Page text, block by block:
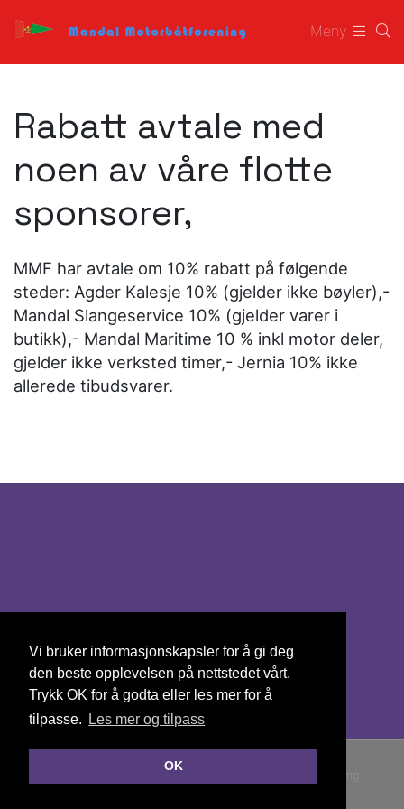
Vi bruker informasjonskapsler for å gi deg
den beste opplevelsen på nettstedet vårt.
Trykk OK for å godta eller les mer for å
tilpasse.
Les mer og tilpass
OK
Meny
Rabatt avtale med
noen av våre flotte
sponsorer,
MMF har avtale om 10% rabatt på følgende
steder: Agder Kalesje 10% (gjelder ikke bøyler),-
Mandal Slangeservice 10% (gjelder varer i
butikk),- Mandal Maritime 10 % inkl motor deler,
gjelder ikke verksted timer,- Jernia 10% ikke
allerede tibudsvarer.
Kontakt oss
E-post:post@mmbf.no
Personvernerklæring